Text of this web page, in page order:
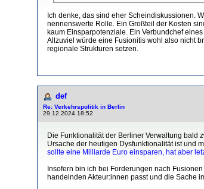
Ich denke, das sind eher Scheindiskussionen.
nennenswerte Rolle. Ein Großteil der Kosten
kaum Einsparpotenziale. Ein Verbundchef
Allzuviel würde eine Fusionitis wohl also nicht
regionale Strukturen setzen.
def
Re: Verkehrspolitik in Berlin
29.12.2024 18:52
Die Funktionalität der Berliner Verwaltung bald
Ursache der heutigen Dysfunktionalität ist und
sollte eine Milliarde Euro einsparen, hat aber
Insofern bin ich bei Forderungen nach
handelnden Akteur:innen passt und die Sache